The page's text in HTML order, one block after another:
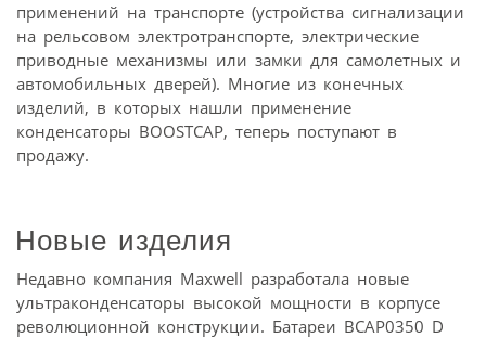
применений на транспорте (устройства сигнализации
на рельсовом электротранспорте, электрические
приводные механизмы или замки для самолетных и
автомобильных дверей). Многие из конечных
изделий, в которых нашли применение
конденсаторы BOOSTCAP, теперь поступают в
продажу.
Новые изделия
Недавно компания Maxwell разработала новые
ультраконденсаторы высокой мощности в корпусе
революционной конструкции. Батареи BCAP0350 D